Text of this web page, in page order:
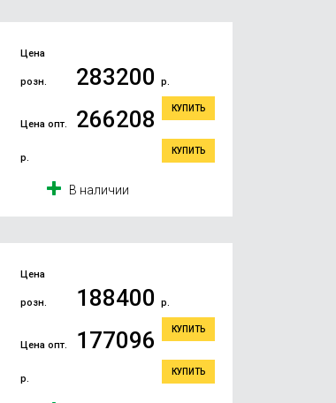
Цена
розн. 283200 р.
КУПИТЬ
Цена опт. 266208
р.
КУПИТЬ
В наличии
Цена
розн. 188400 р.
КУПИТЬ
Цена опт. 177096
р.
КУПИТЬ